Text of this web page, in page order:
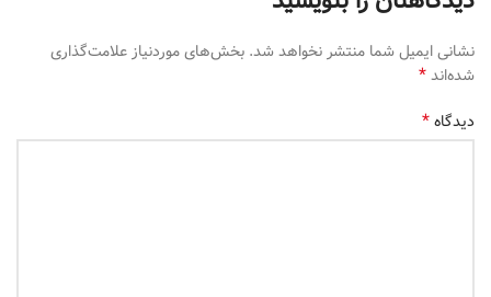
نشانی ایمیل شما منتشر نخواهد شد. بخش‌های موردنیاز علامت‌گذاری
شده‌اند*
دیدگاه*